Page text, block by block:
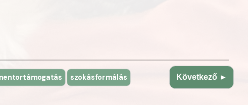
Következő ►
szokásformálás